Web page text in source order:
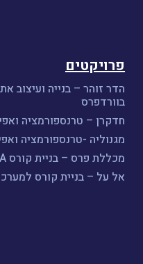
פרויקטים
הדר זוהר – בנייה ועיצוב
בוורדפרס
חדקרן – טרנספורמציה
מגנוליה -טרנספורמציה
מכללת פרס – בניית קורס MBA
אל על – בניית קורס